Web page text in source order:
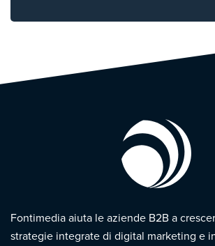
Fontimedia aiuta le aziende B2B a
strategie integrate di digital marketing e